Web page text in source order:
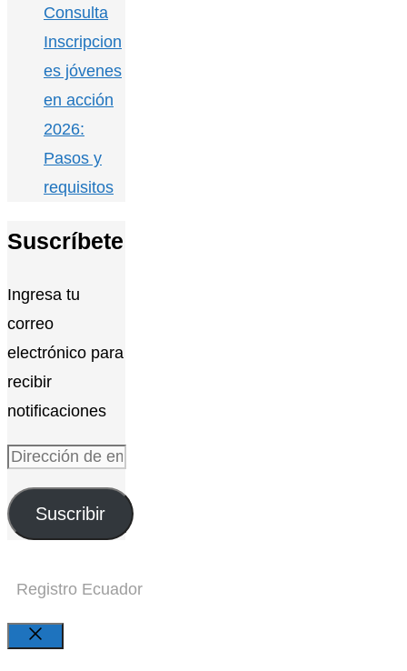
Consulta
Inscripcion
es jóvenes
en acción
2026:
Pasos y
requisitos
Suscríbete
Ingresa tu
correo
electrónico para
recibir
notificaciones
Dirección
de
emailSuscribir
Registro Ecuador
Close